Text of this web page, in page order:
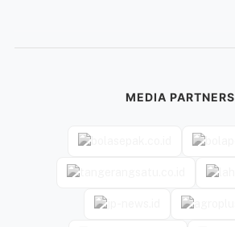
MEDIA PARTNERS